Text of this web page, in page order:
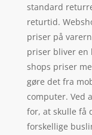
standard
returtid.
priser på
priser bliver en
shops priser
gøre det fra
computer. Ved
for, at skulle få
forskellige